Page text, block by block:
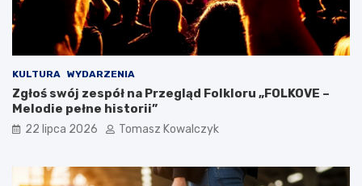
KULTURA WYDARZENIA
Zgłoś swój zespół na Przegląd Folkloru „FOLKOVE –
Melodie pełne historii”
22 lipca 2026 Tomasz Kowalczyk